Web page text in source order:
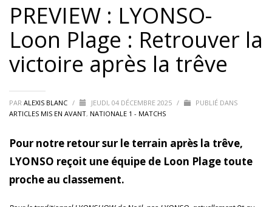
PREVIEW : LYONSO-
Loon Plage : Retrouver la
victoire après la trêve
PAR ALEXIS BLANC / JEUDI, 04 DÉCEMBRE 2025 /
PUBLIÉ DANS
ARTICLES MIS EN AVANT, NATIONALE 1 - MATCHS
Pour notre retour sur le terrain après la trêve,
LYONSO reçoit une équipe de Loon Plage toute
proche au classement.